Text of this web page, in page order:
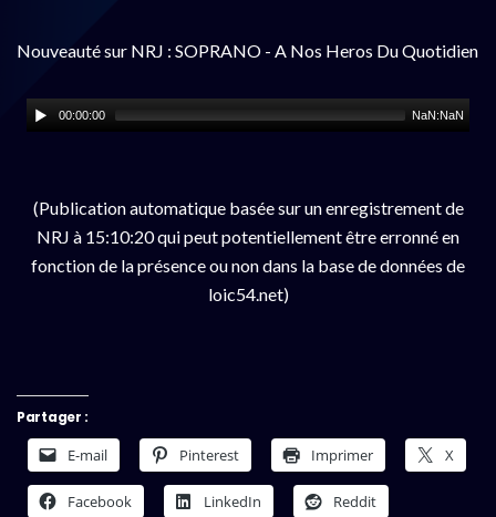
Nouveauté sur NRJ : SOPRANO - A Nos Heros Du Quotidien
00:00:00 NaN:NaN
(Publication automatique basée sur un enregistrement de
NRJ à 15:10:20 qui peut potentiellement être erronné en
fonction de la présence ou non dans la base de données de
loic54.net)
Partager :
E-mail Pinterest Imprimer X
Facebook LinkedIn Reddit